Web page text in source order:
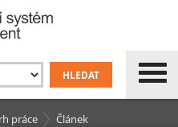
práce Článek